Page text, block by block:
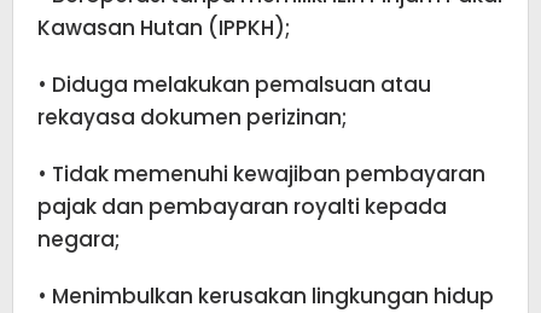
Kawasan Hutan (IPPKH);
• Diduga melakukan pemalsuan atau
rekayasa dokumen perizinan;
• Tidak memenuhi kewajiban pembayaran
pajak dan pembayaran royalti kepada
negara;
• Menimbulkan kerusakan lingkungan hidup